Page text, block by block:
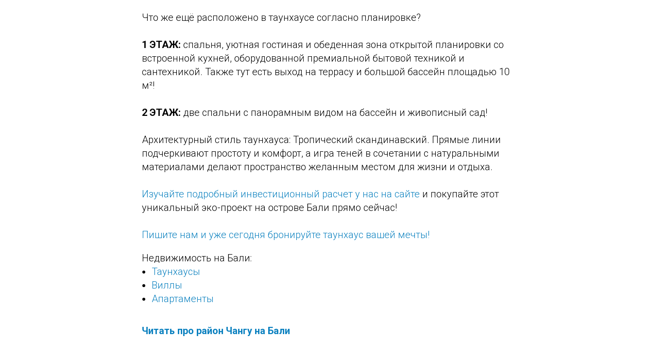
Что же ещё расположено в таунхаусе согласно планировке?
1 ЭТАЖ: спальня, уютная гостиная и обеденная зона открытой планировки со
встроенной кухней, оборудованной премиальной бытовой техникой и
сантехникой. Также тут есть выход на террасу и большой бассейн площадью 10
м²!
2 ЭТАЖ: две спальни с панорамным видом на бассейн и живописный сад!
Архитектурный стиль таунхауса: Тропический скандинавский. Прямые линии
подчеркивают простоту и комфорт, а игра теней в сочетании с натуральными
материалами делают пространство желанным местом для жизни и отдыха.
Изучайте подробный инвестиционный расчет у нас на сайте и покупайте этот
уникальный эко-проект на острове Бали прямо сейчас!
Пишите нам и уже сегодня бронируйте таунхаус вашей мечты!
Недвижимость на Бали:
Таунхаусы
Виллы
Апартаменты
Читать про район Чангу на Бали